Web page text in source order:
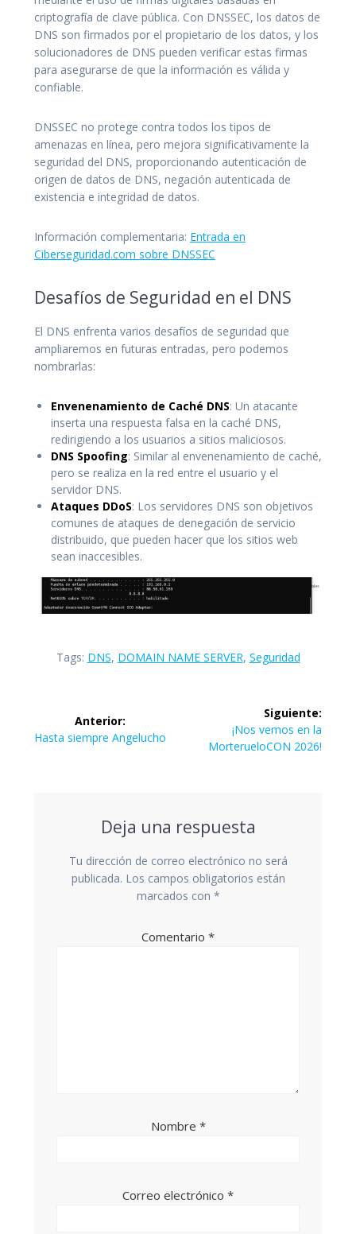
criptografía de clave pública. Con DNSSEC, los datos de
DNS son firmados por el propietario de los datos, y los
solucionadores de DNS pueden verificar estas firmas
para asegurarse de que la información es válida y
confiable.
DNSSEC no protege contra todos los tipos de
amenazas en línea, pero mejora significativamente la
seguridad del DNS, proporcionando autenticación de
origen de datos de DNS, negación autenticada de
existencia e integridad de datos.
Información complementaria: Entrada en
Ciberseguridad.com sobre DNSSEC
Desafíos de Seguridad en el DNS
El DNS enfrenta varios desafíos de seguridad que
ampliaremos en futuras entradas, pero podemos
nombrarlas:
Envenenamiento de Caché DNS: Un atacante
inserta una respuesta falsa en la caché DNS,
redirigiendo a los usuarios a sitios maliciosos.
DNS Spoofing: Similar al envenenamiento de caché,
pero se realiza en la red entre el usuario y el
servidor DNS.
Ataques DDoS: Los servidores DNS son objetivos
comunes de ataques de denegación de servicio
distribuido, que pueden hacer que los sitios web
sean inaccesibles.
Tags: DNS, DOMAIN NAME SERVER, Seguridad
de
Anterior:
Entrada
Hasta siempre Angelucho
Siguiente:
Siguiente
entrada:
¡Nos vemos en la
MorterueloCON 2026!
Deja una respuesta
Tu dirección de correo electrónico no será
publicada. Los campos obligatorios están
marcados con *
Comentario *
Nombre *
Correo electrónico *